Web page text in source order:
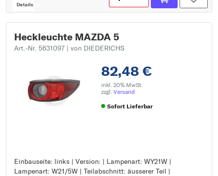
Details
Heckleuchte MAZDA 5
Art.-Nr. 5631097 | von DIEDERICHS
82,48 €
inkl. 20% MwSt.
zzgl. Versand
Sofort Lieferbar
Einbauseite: links | Version: | Lampenart: WY21W |
Lampenart: W21/5W | Teilabschnitt: äusserer Teil |
Einbauseite: links
Version: